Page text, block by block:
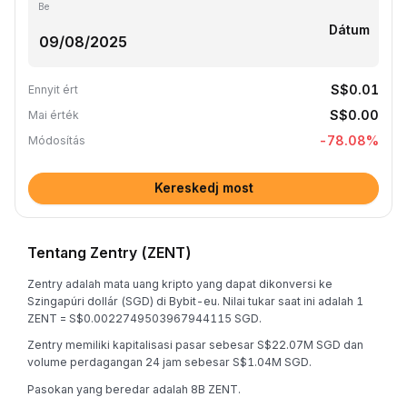
Be
Dátum
Ennyit ért S$0.01
Mai érték S$0.00
Módosítás -78.08%
Kereskedj most
Tentang Zentry (ZENT)
Zentry adalah mata uang kripto yang dapat dikonversi ke
Szingapúri dollár (SGD) di Bybit-eu. Nilai tukar saat ini adalah 1
ZENT = S$0.0022749503967944115 SGD.
Zentry memiliki kapitalisasi pasar sebesar S$22.07M SGD dan
volume perdagangan 24 jam sebesar S$1.04M SGD.
Pasokan yang beredar adalah 8B ZENT.